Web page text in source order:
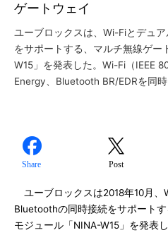
ゲートウェイ
ユーブロックスは、Wi-Fiとデュ
をサポートする、マルチ無線ゲー
W15」を発表した。Wi-Fi（IEEE
Energy、Bluetooth BR/EDRを同時
Share Post
ユーブロックスは2018年10月、
Bluetoothの同時接続をサポート
モジュール「NINA-W15」を発表